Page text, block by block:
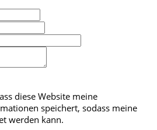
diese Website meine
speichert, sodass meine
werden kann.